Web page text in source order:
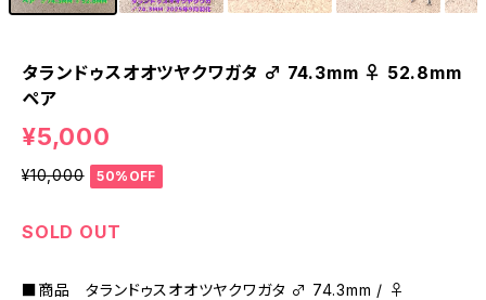
タランドゥスオオツヤクワガタ ♂ 74.3mm ♀ 52.8mm
ペア
¥5,000
¥10,000 50%OFF
SOLD OUT
■商品 タランドゥスオオツヤクワガタ ♂ 74.3mm / ♀